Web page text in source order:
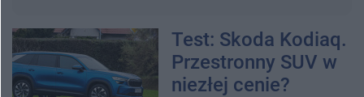
Test: Skoda Kodiaq.
Przestronny SUV w
niezłej cenie?